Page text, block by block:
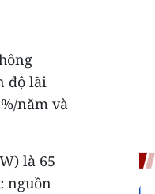
độ lãi
năm và
là 65
nguồn